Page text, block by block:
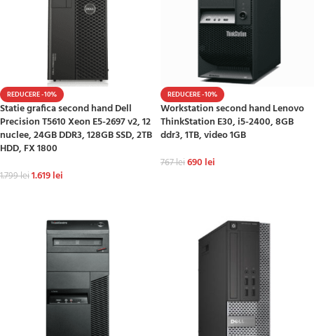
REDUCERE -10%
Statie grafica second hand Dell
Precision T5610 Xeon E5-2697 v2, 12
nuclee, 24GB DDR3, 128GB SSD, 2TB
HDD, FX 1800
1.799lei1.619lei
REDUCERE -10%
Workstation second hand Lenovo
ThinkStation E30, i5-2400, 8GB
ddr3, 1TB, video 1GB
767lei690 lei